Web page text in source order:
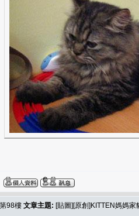
98樓 文章主題: [貼圖][原創]KITTEN媽媽